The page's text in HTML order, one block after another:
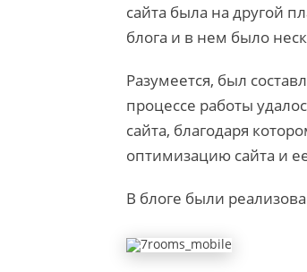
сайта была на другой
блога и в нем было
Разумеется, был
процессе работы
сайта, благодаря
оптимизацию сайта и
В блоге были